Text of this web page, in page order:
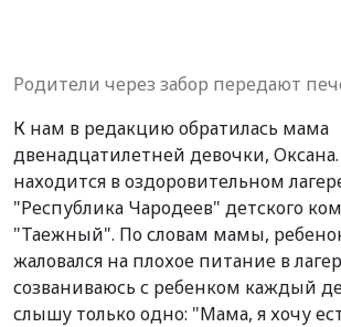
Родители через забор передают
К нам в редакцию обратилась мама
двенадцатилетней девочки,
находится в оздоровительном
"Республика Чародеев" детского
"Таежный". По словам мамы,
жаловался на плохое питание в
созваниваюсь с ребенком каждый
слышу только одно: "Мама, я хочу